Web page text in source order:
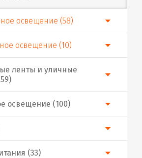
освещение (100)
ленты и уличные
освещение (58)
освещение (10)
(33)